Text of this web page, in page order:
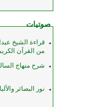
صوتيات
قراءة الشيخ
من القرآن
شرح منهاج
نور البصائر